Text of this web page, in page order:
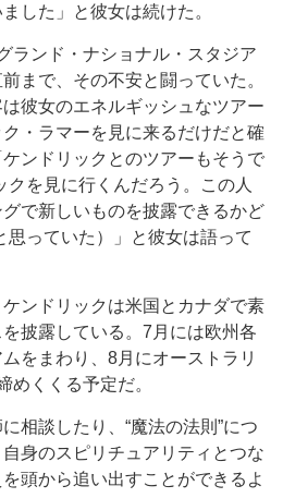
した」と彼女は続けた。
ランド・ナショナル・スタジア
まで、その不安と闘っていた。
彼女のエネルギッシュなツアー
・ラマーを見に来るだけだと確
ンドリックとのツアーもそうで
クを見に行くんだろう。この人
で新しいものを披露できるかど
思っていた）」と彼女は語って
ンドリックは米国とカナダで素
披露している。7月には欧州各
をまわり、8月にオーストラリ
めくくる予定だ。
相談したり、“魔法の法則”につ
身のスピリチュアリティとつな
頭から追い出すことができるよ